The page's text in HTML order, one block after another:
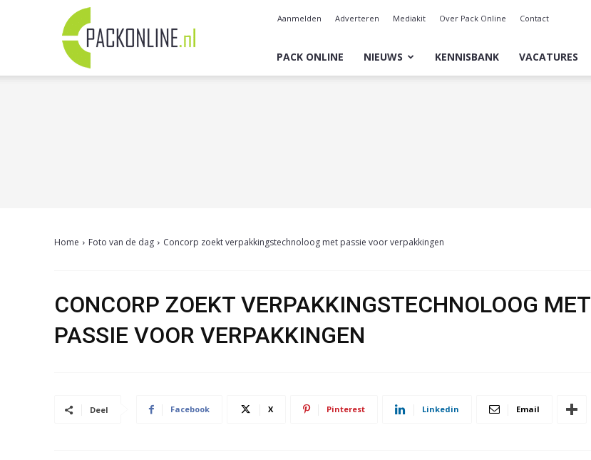
Pack
Online
Aanmelden Adverteren Mediakit Over Pack Online Contact
PACK ONLINE NIEUWS KENNISBANK VACATURES
Home Foto van de dag Concorp zoekt verpakkingstechnoloog met passie voor verpakkingen
CONCORP ZOEKT VERPAKKINGSTECHNOLOOG MET
PASSIE VOOR VERPAKKINGEN
Deel Facebook X Pinterest Linkedin Email